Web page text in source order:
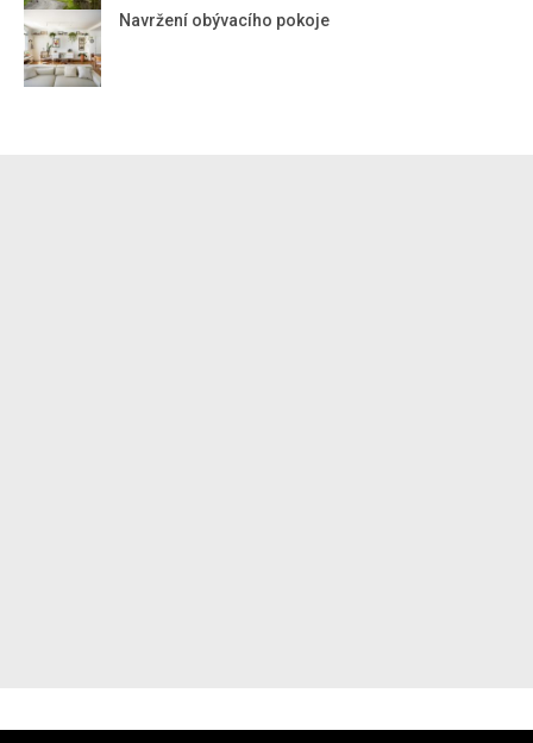
Navržení obývacího pokoje